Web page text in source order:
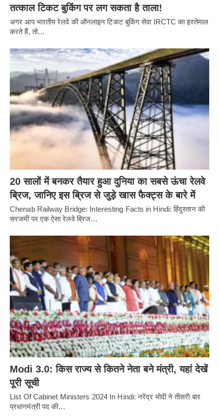
तत्काल टिकट बुकिंग पर लग सकता है ताला!
अगर आप भारतीय रेलवे की ऑनलाइन टिकट बुकिंग सेवा IRCTC का इस्तेमाल
करते हैं, तो…
20 सालों में बनकर तैयार हुआ दुनिया का सबसे ऊंचा रेलवे
ब्रिज, जानिए इस ब्रिज से जुड़े खास फैक्ट्स के बारे में
Chenab Railway Bridge: Interesting Facts in Hindi: हिंदुस्तान की
सरजमीं पर एक ऐसा रेलवे ब्रिज…
Modi 3.0: किस राज्य से कितने नेता बने मंत्री, यहां देखें
पूरी सूची
List Of Cabinet Ministers 2024 In Hindi: नरेंद्र मोदी ने तीसरी बार
प्रधानमंत्री पद की…